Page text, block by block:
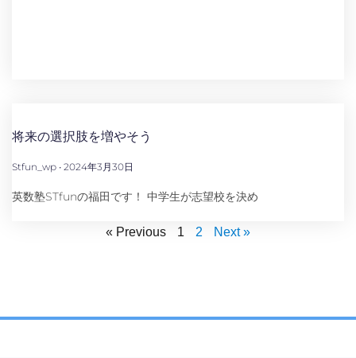
将来の選択肢を増やそう
Stfun_wp 2024年3月30日
英数塾STfunの福田です！ 中学生が志望校を決め
« Previous 1 2 Next »